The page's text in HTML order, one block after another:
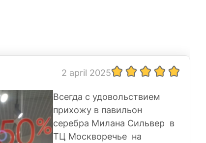
2 april 2025
Всегда с удовольствием
прихожу в павильон
серебра Милана Сильвер в
ТЦ Москворечье на